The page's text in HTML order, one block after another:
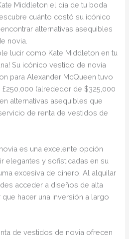
Middleton el día de tu boda
cuánto costó su icónico
alternativas asequibles
novia.
lucir como Kate Middleton en tu
Su icónico vestido de novia
para Alexander McQueen tuvo
(alrededor de $325,000
alternativas asequibles que
de renta de vestidos de
es una excelente opción
elegantes y sofisticadas en su
excesiva de dinero. Al alquilar
acceder a diseños de alta
hacer una inversión a largo
de vestidos de novia ofrecen